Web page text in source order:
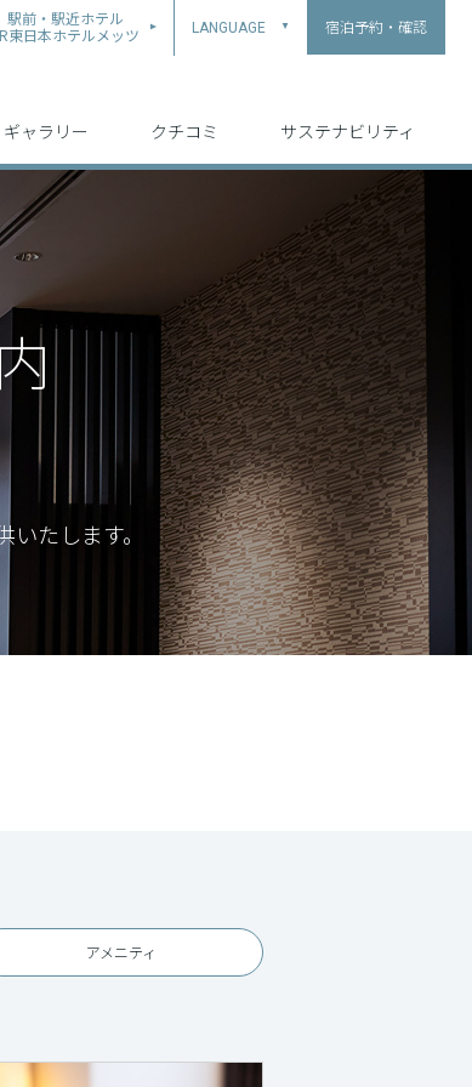
駅前・駅近ホテル
東日本ホテルメッツ
LANGUAGE ▲ 宿泊予約・確認
ギャラリー クチコミ サステナビリティ
たします。
アメニティ